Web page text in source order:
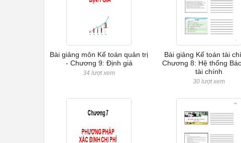
Bài giảng môn Kế toán quản trị
- Chương 9: Định giá
34 lượt xem
Bài giảng Kế toán tài
Chương 8: Hệ thống
tài chính
30 lượt xem